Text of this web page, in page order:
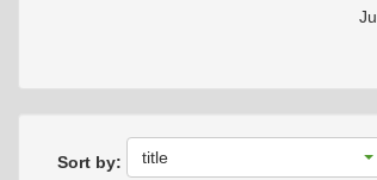
Sort by: title